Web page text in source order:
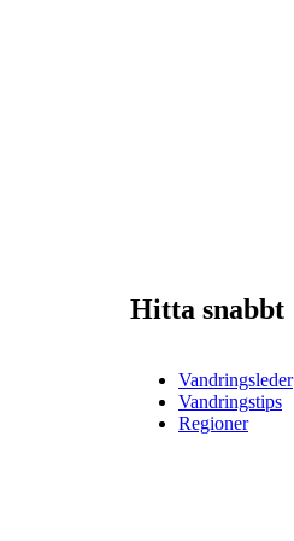
Hitta snabbt
Vandringsleder
Vandringstips
Regioner